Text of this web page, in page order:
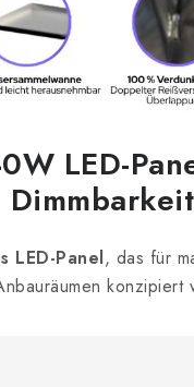
LED-
LED-Panel, das für
konzipiert